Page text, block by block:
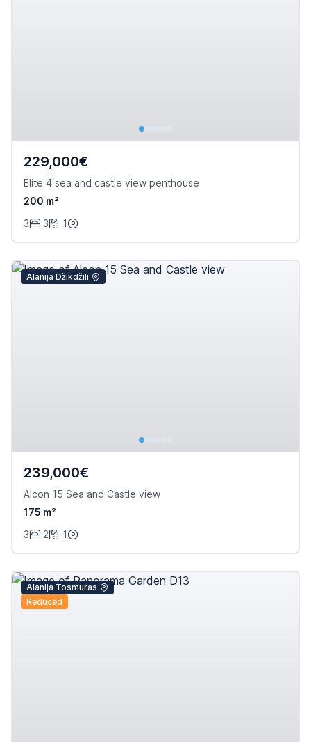
229,000€
Elite 4 sea and castle view penthouse
200 m²
3
3 1
Alanija Džikdžili
239,000€
Alcon 15 Sea and Castle view
175 m²
3
2 1
Alanija Tosmuras
Reduced